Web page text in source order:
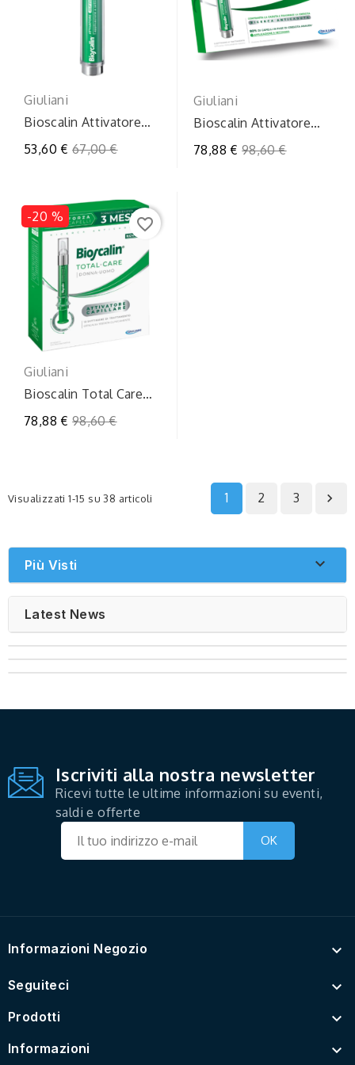
Giuliani
Bioscalin Attivatore
53,60 € Prezzo
67,00 €
Giuliani
Bioscalin Attivatore
2x10ml
78,88 € Prezzo
98,60 €
-20 % favorite_border
Giuliani
Bioscalin Total Care
Applicatori...
78,88 € Prezzo
98,60 €
Visualizzati 1-15 su 38 articoli 1 2 3 
Più Visti 
Latest News
Iscriviti alla nostra newsletter
Ricevi tutte le ultime informazioni su eventi,
saldi e offerte
Informazioni Negozio 
Seguiteci 
Prodotti 
Informazioni 